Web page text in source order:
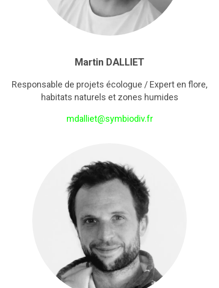
Martin DALLIET
Responsable de projets écologue / Expert en flore,
habitats naturels et zones humides
mdalliet@symbiodiv.fr